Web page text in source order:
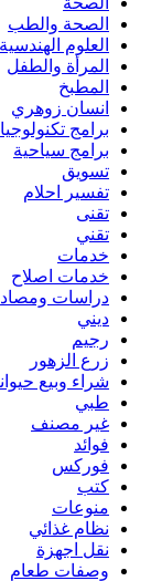
الصحة والطب
العلوم الهندسية
المرأة والطفل
المطبخ
انسان زوهري
برامج تكنولوجيا
برامج سياحية
تسويق
تفسير احلام
تقنى
تقني
خدمات
خدمات اصلاح
دراسات
ديني
رجيم
زرع الزهور
شراء وبيع
طبي
غير مصنف
فوائد
فوركس
كتب
منوعات
نظام غذائي
نقل اجهزة
وصفات طعام